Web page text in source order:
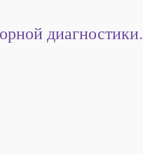
диагностики.